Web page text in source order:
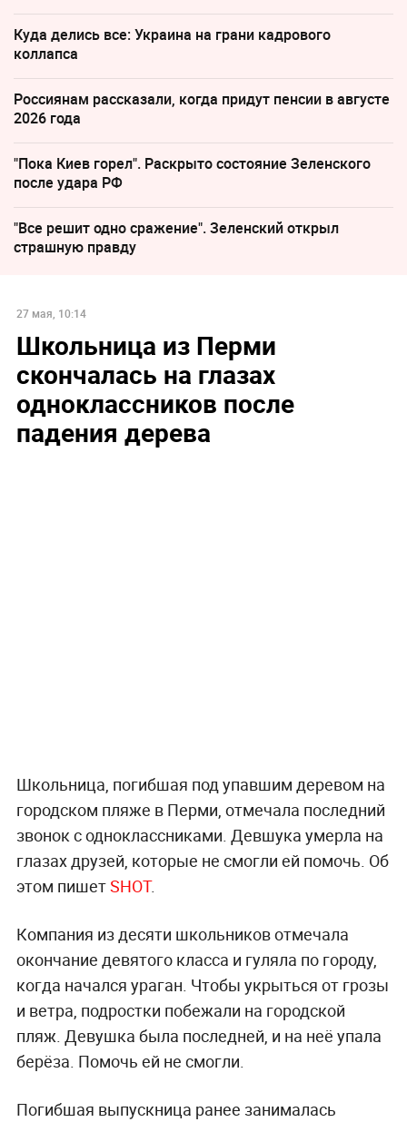
Куда делись все: Украина на грани кадрового
коллапса
Россиянам рассказали, когда придут пенсии в августе
2026 года
"Пока Киев горел". Раскрыто состояние Зеленского
после удара РФ
"Все решит одно сражение". Зеленский открыл
страшную правду
27 мая, 10:14
Школьница из Перми
скончалась на глазах
одноклассников после
падения дерева
Школьница, погибшая под упавшим деревом на
городском пляже в Перми, отмечала последний
звонок с одноклассниками. Девшука умерла на
глазах друзей, которые не смогли ей помочь. Об
этом пишетSHOT.
Компания из десяти школьников отмечала
окончание девятого класса и гуляла по городу,
когда начался ураган. Чтобы укрыться от грозы
и ветра, подростки побежали на городской
пляж. Девушка была последней, и на неё упала
берёза. Помочь ей не смогли.
Погибшая выпускница ранее занималась